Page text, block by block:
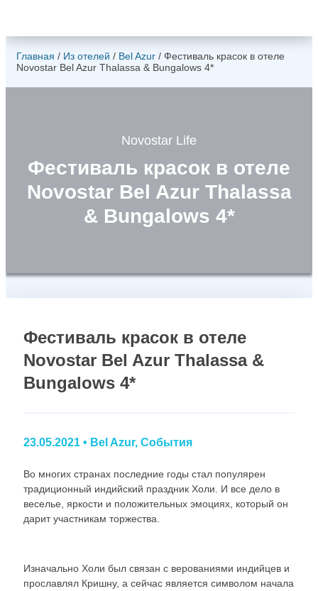
Главная / Из отелей / Bel Azur / Фестиваль красок в отеле
Novostar Bel Azur Thalassa & Bungalows 4*
Novostar Life
Фестиваль красок в отеле
Novostar Bel Azur Thalassa
& Bungalows 4*
Фестиваль красок в отеле
Novostar Bel Azur Thalassa &
Bungalows 4*
23.05.2021 • Bel Azur, События
Во многих странах последние годы стал популярен
традиционный индийский праздник Холи. И все дело в
веселье, яркости и положительных эмоциях, который он
дарит участникам торжества.
Изначально Холи был связан с верованиями индийцев и
прославлял Кришну, а сейчас является символом начала